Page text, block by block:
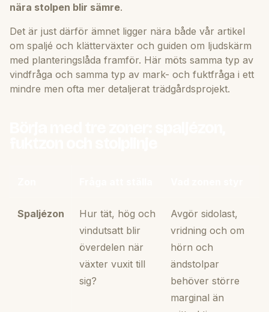
nära stolpen blir sämre.
Det är just därför ämnet ligger nära både vår artikel
om spaljé och klätterväxter och guiden om ljudskärm
med planteringslåda framför. Här möts samma typ av
vindfråga och samma typ av mark- och fuktfråga i ett
mindre men ofta mer detaljerat trädgårdsprojekt.
Spaljézon
Hur tät, hög och
vindutsatt blir
överdelen när
växter vuxit till
sig?
Avgör sidolast,
vridning och om
hörn och
ändstolpar
behöver större
marginal än